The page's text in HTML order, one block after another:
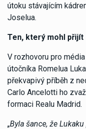
útoku stávajícím
Joselua.
Ten, který mohl přijít
V rozhovoru pro
útočníka Romelua
překvapivý příběh z
Carlo Ancelotti ho
formaci Realu Madrid.
„Byla šance, že